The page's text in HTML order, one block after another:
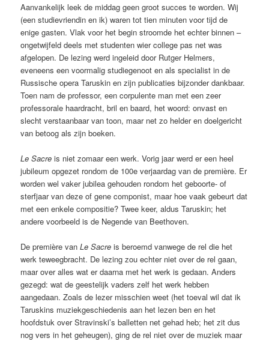
Aanvankelijk leek de middag geen groot succes te worden. Wij
(een studievriendin en ik) waren tot tien minuten voor tijd de
enige gasten. Vlak voor het begin stroomde het echter binnen –
ongetwijfeld deels met studenten wier college pas net was
afgelopen. De lezing werd ingeleid door Rutger Helmers,
eveneens een voormalig studiegenoot en als specialist in de
Russische opera Taruskin en zijn publicaties bijzonder dankbaar.
Toen nam de professor, een corpulente man met een zeer
professorale haardracht, bril en baard, het woord: onvast en
slecht verstaanbaar van toon, maar net zo helder en doelgericht
van betoog als zijn boeken.
Le Sacre is niet zomaar een werk. Vorig jaar werd er een heel
jubileum opgezet rondom de 100e verjaardag van de première. Er
worden wel vaker jubilea gehouden rondom het geboorte- of
sterfjaar van deze of gene componist, maar hoe vaak gebeurt dat
met een enkele compositie? Twee keer, aldus Taruskin; het
andere voorbeeld is de Negende van Beethoven.
De première vanLe Sacre is beroemd vanwege de rel die het
werk teweegbracht. De lezing zou echter niet over de rel gaan,
maar over alles wat er daarna met het werk is gedaan. Anders
gezegd: wat de geestelijk vaders zelf het werk hebben
aangedaan. Zoals de lezer misschien weet (het toeval wil dat ik
Taruskins muziekgeschiedenis aan het lezen ben en het
hoofdstuk over Stravinski’s balletten net gehad heb; het zit dus
nog vers in het geheugen), ging de rel niet over de muziek maar